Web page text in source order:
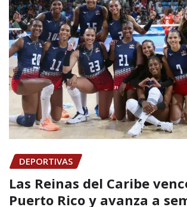
DEPORTIVAS
Las Reinas del Caribe
Puerto Rico y avanza a